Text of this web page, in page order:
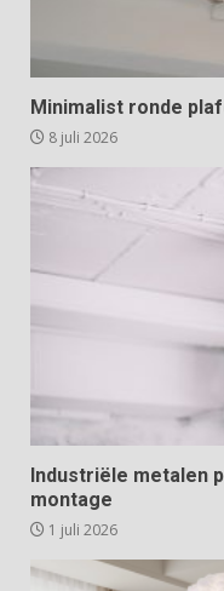
Minimalist ronde
8 juli 2026
Industriële metalen
montage
1 juli 2026